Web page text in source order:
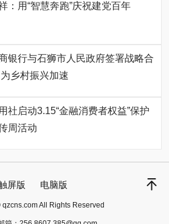
：用“智慧奔跑”庆祝建党百年
银行与石狮市人民政府签署战略合
乡村振兴加速
社启动3.15“金融消费者权益”保护
周活动
屏版 电脑版
All Rights Reserved